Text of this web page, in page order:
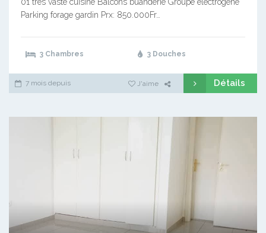
Parking forage gardin Prx: 850.000Fr…
3 Chambres 3 Douches
7 mois depuis J'aime Détails